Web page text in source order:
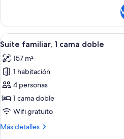
con
sofá
cama
ejecutiva,
cama
size
con
sofá
cama
Ver
todas
las
fotos
de
Suite
familiar,
cama
7
Suite familiar, 1 cama doble
157 m²
1 habitación
4 personas
1 cama doble
Wifi gratuito
Más detalles
Más